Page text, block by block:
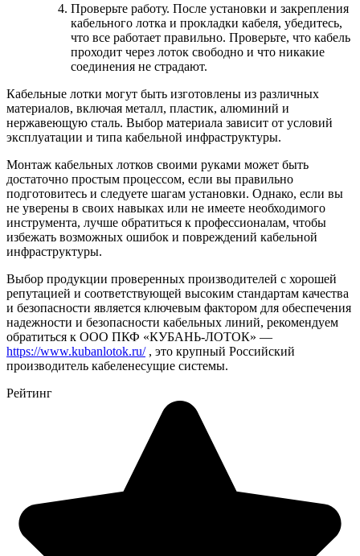
Проверьте работу. После установки и закрепления
кабельного лотка и прокладки кабеля, убедитесь,
что все работает правильно. Проверьте, что кабель
проходит через лоток свободно и что никакие
соединения не страдают.
Кабельные лотки могут быть изготовлены из различных
материалов, включая металл, пластик, алюминий и
нержавеющую сталь. Выбор материала зависит от условий
эксплуатации и типа кабельной инфраструктуры.
Монтаж кабельных лотков своими руками может быть
достаточно простым процессом, если вы правильно
подготовитесь и следуете шагам установки. Однако, если вы
не уверены в своих навыках или не имеете необходимого
инструмента, лучше обратиться к профессионалам, чтобы
избежать возможных ошибок и повреждений кабельной
инфраструктуры.
Выбор продукции проверенных производителей с хорошей
репутацией и соответствующей высоким стандартам качества
и безопасности является ключевым фактором для обеспечения
надежности и безопасности кабельных линий, рекомендуем
обратиться к ООО ПКФ «КУБАНЬ-ЛОТОК» —
https://www.kubanlotok.ru/, это крупный Российский
производитель кабеленесущие системы.
Рейтинг